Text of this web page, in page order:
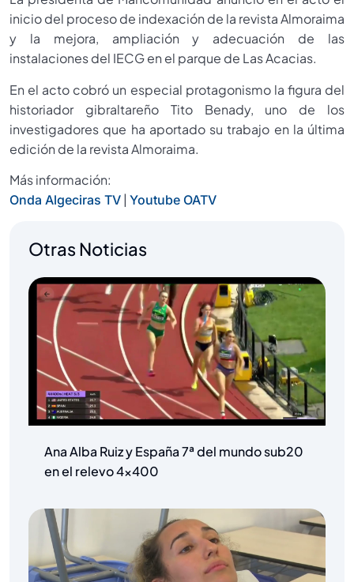
inicio del proceso de indexación de la revista Almoraima
y la mejora, ampliación y adecuación de las
instalaciones del IECG en el parque de Las Acacias.
En el acto cobró un especial protagonismo la figura del
historiador gibraltareño Tito Benady, uno de los
investigadores que ha aportado su trabajo en la última
edición de la revista Almoraima.
Más información:
Onda Algeciras TV | Youtube OATV
Otras Noticias
Ana Alba Ruiz y España 7ª del mundo sub20
en el relevo 4×400